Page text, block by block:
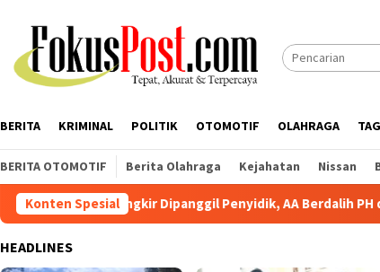
BERITA KRIMINAL POLITIK OTOMOTIF OLAHRAGA
BERITA OTOMOTIF Berita Olahraga Kejahatan Nissan
Konten Spesial
Mangkir Dipanggil Penyidik, AA Berdalih PH di Medan,
HEADLINES